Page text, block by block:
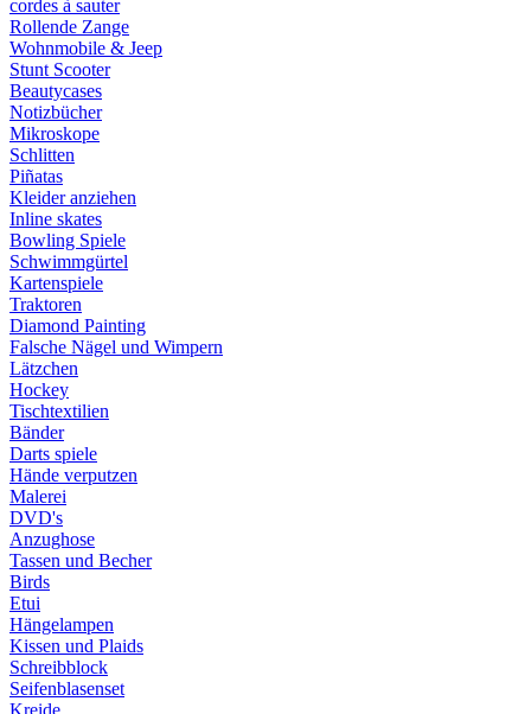
cordes à sauter
Rollende Zange
Wohnmobile & Jeep
Stunt Scooter
Beautycases
Notizbücher
Mikroskope
Schlitten
Piñatas
Kleider anziehen
Inline skates
Bowling Spiele
Schwimmgürtel
Kartenspiele
Traktoren
Diamond Painting
Falsche Nägel und Wimpern
Lätzchen
Hockey
Tischtextilien
Bänder
Darts spiele
Hände verputzen
Malerei
DVD's
Anzughose
Tassen und Becher
Birds
Etui
Hängelampen
Kissen und Plaids
Schreibblock
Seifenblasenset
Kreide